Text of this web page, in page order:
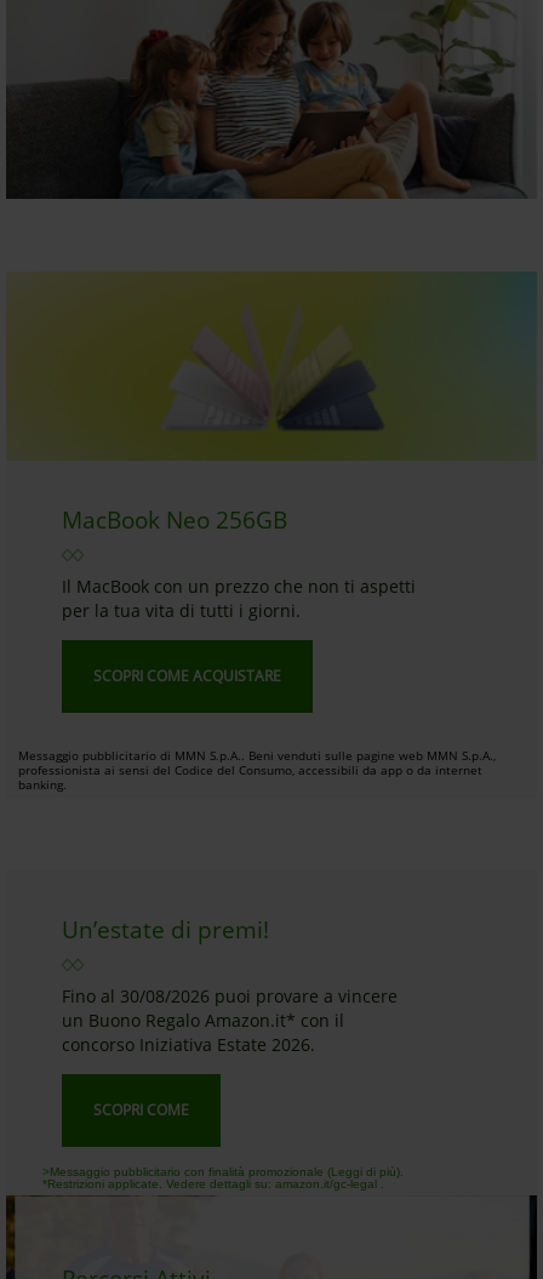
MacBook Neo 256GB
Il MacBook con un prezzo che non ti aspetti
per la tua vita di tutti i giorni.
SCOPRI COME ACQUISTARE
Messaggio pubblicitario di MMN S.p.A.. Beni venduti sulle pagine web MMN S.p.A.,
professionista ai sensi del Codice del Consumo, accessibili da app o da internet
banking.
Un’estate di premi!
Fino al 30/08/2026 puoi provare a vincere
un Buono Regalo Amazon.it* con il
concorso Iniziativa Estate 2026.
SCOPRI COME
>Messaggio pubblicitario con finalità promozionale (Leggi di più).
*Restrizioni applicate. Vedere dettagli su: amazon.it/gc-legal .